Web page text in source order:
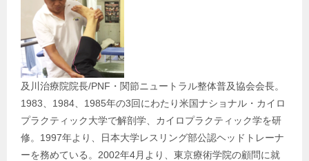
及川治療院院長/PNF・関節ニュートラル整体普及協会会長。
1983、1984、1985年の3回にわたり米国ナショナル・カイロ
プラクティック大学で解剖学、カイロプラクティック学を研
修。1997年より、日本大学レスリング部公認ヘッドトレーナ
ーを務めている。2002年4月より、東京療術学院の顧問に就